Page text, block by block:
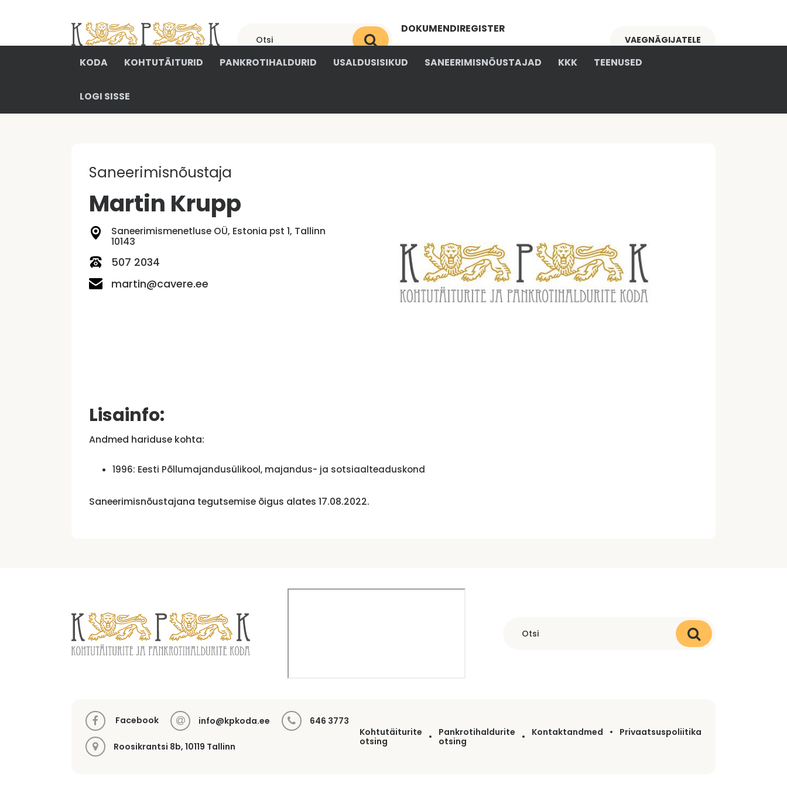
VAEGNÄGIJATELE
DOKUMENDIREGISTER
KODA
KOHTUTÄITURID PANKROTIHALDURID USALDUSISIKUD SANEERIMISNÕUSTAJAD KKK TEENUSED
LOGI SISSE
Saneerimisnõustaja
Martin Krupp
Saneerimismenetluse OÜ, Estonia pst 1, Tallinn
10143
507 2034
martin@cavere.ee
Lisainfo:
Andmed hariduse kohta:
1996: Eesti Põllumajandusülikool, majandus- ja sotsiaalteaduskond
Saneerimisnõustajana tegutsemise õigus alates 17.08.2022.
Facebook info@kpkoda.ee 646 3773
Roosikrantsi 8b, 10119 Tallinn
Kohtutäiturite
otsing
Pankrotihaldurite
otsing
Kontaktandmed Privaatsuspoliitika